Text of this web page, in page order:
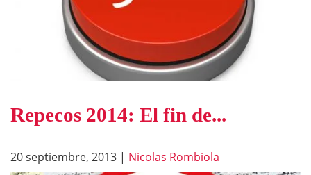
Repecos 2014: El fin de...
20 septiembre, 2013 | Nicolas Rombiola